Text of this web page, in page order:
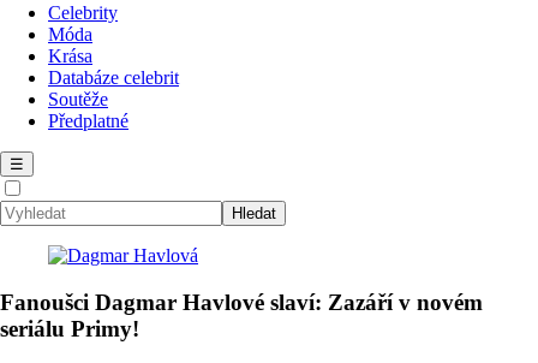
Celebrity
Móda
Krása
Databáze celebrit
Soutěže
Předplatné
☰
Fanoušci Dagmar Havlové slaví: Zazáří v novém
seriálu Primy!